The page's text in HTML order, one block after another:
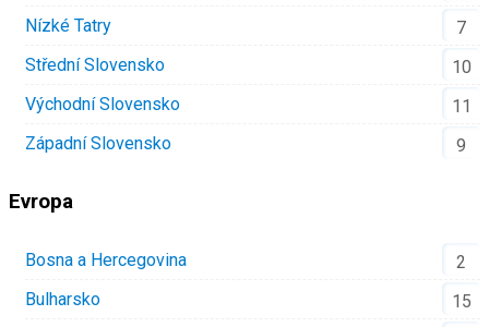
Nízké Tatry
7
Střední Slovensko
10
Východní Slovensko
11
Západní Slovensko
9
Evropa
Bosna a Hercegovina
2
Bulharsko
15